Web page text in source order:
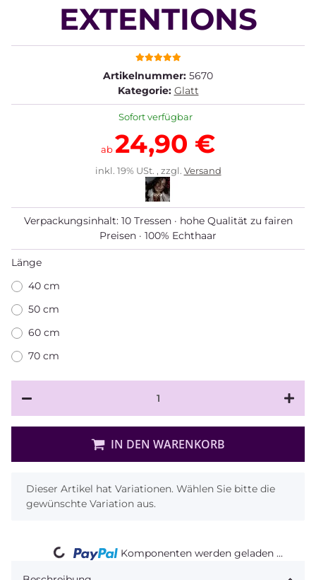
EXTENTIONS
Artikelnummer: 5670
Kategorie: Glatt
Sofort verfügbar
ab24,90 €
inkl. 19% USt. , zzgl. Versand
Verpackungsinhalt: 10 Tressen · hohe Qualität zu fairen
Preisen · 100% Echthaar
Länge
40 cm
50 cm
60 cm
70 cm
IN DEN WARENKORB
x
Dieser Artikel hat Variationen. Wählen Sie bitte die
gewünschte Variation aus.
Loading... Komponenten werden geladen ...